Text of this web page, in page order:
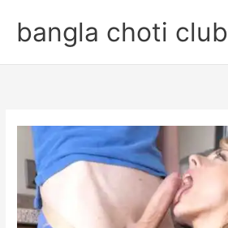
contentbangla choti club